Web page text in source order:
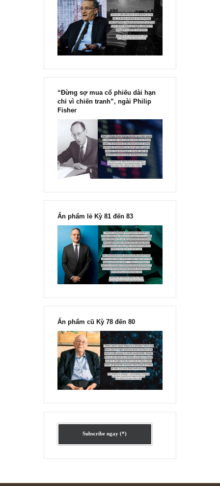
Chu kỳ trong thái độ của đám
đông đối với rủi ro, Ngài Howard
Marks
“Đừng sợ mua cổ phiếu dài hạn
chỉ vì chiến tranh”, ngài Philip
Fisher
Ấn phẩm lẻ Kỳ 81 đến 83
Ấn phẩm cũ Kỳ 78 đến 80